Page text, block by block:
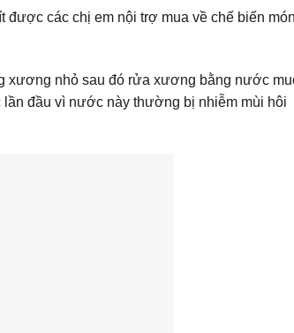
được các chị em nội trợ mua về chế biến món
xương nhỏ sau đó rửa xương bằng nước
đầu vì nước này thường bị nhiễm mùi hôi